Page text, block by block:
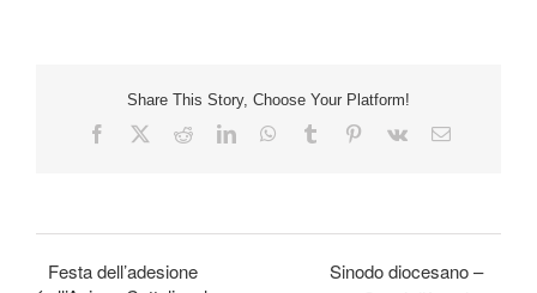
Share This Story, Choose Your Platform!
Facebook RedditLinkedInWhatsApp
Tumblr Pinterest
Vk Email
Festa dell’adesione
Sinodo diocesano –